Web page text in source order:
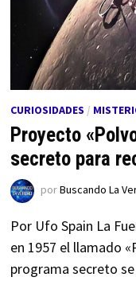
CURIOSIDADES /
Proyecto
secreto para
porBuscando La
Por Ufo Spain La
en 1957 el llamado
programa secreto